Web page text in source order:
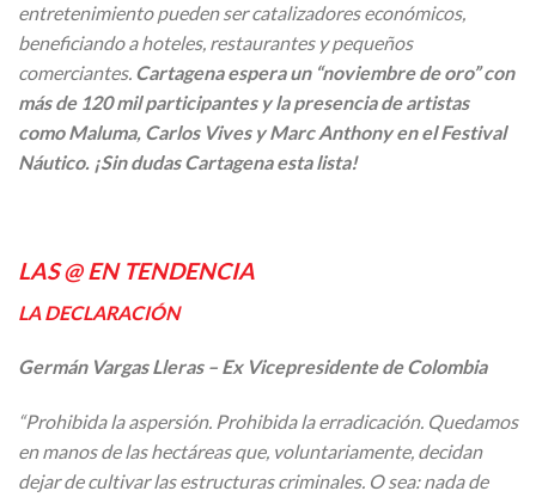
entretenimiento pueden ser catalizadores económicos,
beneficiando a hoteles, restaurantes y pequeños
comerciantes. Cartagena espera un “noviembre de oro” con
más de 120 mil participantes y la presencia de artistas
como Maluma, Carlos Vives y Marc Anthony en el Festival
Náutico. ¡Sin dudas Cartagena esta lista!
LAS @ EN TENDENCIA
LA DECLARACIÓN
Germán Vargas Lleras – Ex Vicepresidente de Colombia
“Prohibida la aspersión. Prohibida la erradicación. Quedamos
en manos de las hectáreas que, voluntariamente, decidan
dejar de cultivar las estructuras criminales. O sea: nada de